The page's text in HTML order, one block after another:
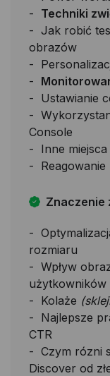
Techniki
Jak robić
obrazów
Ustawianie
Console
Inne
Znaczenie
rozmiaru
Wpływ
użytkowników
Kolaże
Najlepsze
CTR
Czym rózni
Discover od